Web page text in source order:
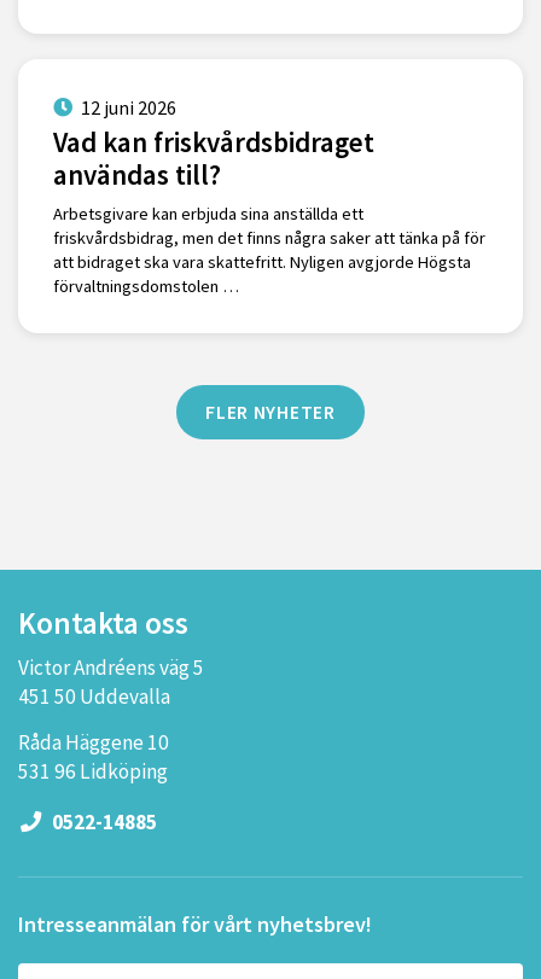
12 juni 2026
Vad kan friskvårdsbidraget
användas till?
Arbetsgivare kan erbjuda sina anställda ett
friskvårdsbidrag, men det finns några saker att tänka på för
att bidraget ska vara skattefritt. Nyligen avgjorde Högsta
förvaltningsdomstolen …
FLER NYHETER
Kontakta oss
Victor Andréens väg 5
451 50 Uddevalla
Råda Häggene 10
531 96 Lidköping
0522-14885
Intresseanmälan för vårt nyhetsbrev!